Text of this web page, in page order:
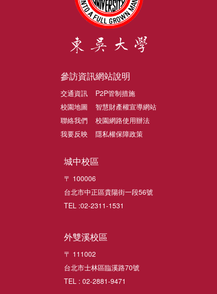
參訪資訊
交通資訊
校園地圖
聯絡我們
我要反映
網站說明
P2P管制措施
智慧財產權宣導網站
校園網路使用辦法
隱私權保障政策
城中校區
〒 100006
台北市中正區貴陽街一段56號
TEL :02-2311-1531
外雙溪校區
〒 111002
台北市士林區臨溪路70號
TEL : 02-2881-9471